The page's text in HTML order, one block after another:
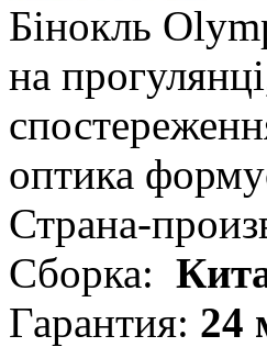
Бінокль
на
оптика
Страна-
Сборка:
Гарантия: 24